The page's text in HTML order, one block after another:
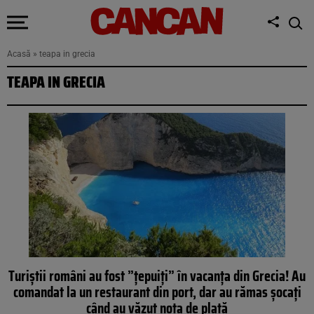
Acasă » teapa in grecia
TEAPA IN GRECIA
Turiștii români au fost ”țepuiți” în vacanța din Grecia! Au
comandat la un restaurant din port, dar au rămas șocați
când au văzut nota de plată